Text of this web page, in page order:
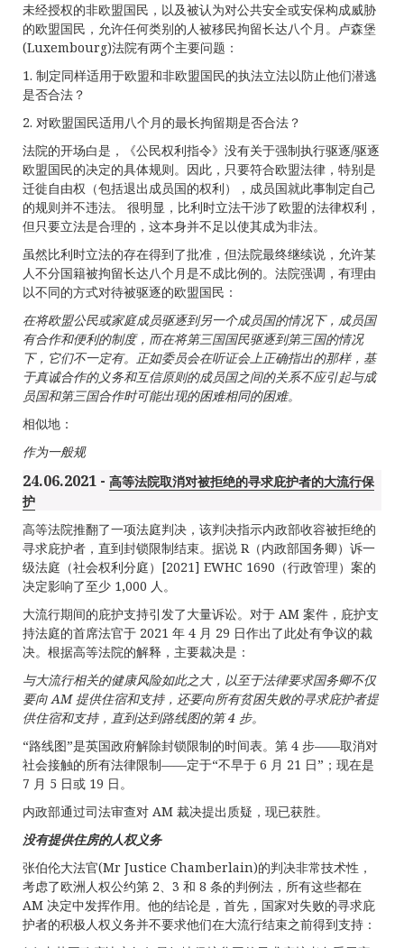
未经授权的非欧盟国民，以及被认为对公共安全或安保构成威胁
的欧盟国民，允许任何类别的人被移民拘留长达八个月。卢森堡
(Luxembourg)法院有两个主要问题：
1. 制定同样适用于欧盟和非欧盟国民的执法立法以防止他们潜逃
是否合法？
2. 对欧盟国民适用八个月的最长拘留期是否合法？
法院的开场白是，《公民权利指令》没有关于强制执行驱逐/驱逐
欧盟国民的决定的具体规则。因此，只要符合欧盟法律，特别是
迁徙自由权（包括退出成员国的权利），成员国就此事制定自己
的规则并不违法。 很明显，比利时立法干涉了欧盟的法律权利，
但只要立法是合理的，这本身并不足以使其成为非法。
虽然比利时立法的存在得到了批准，但法院最终继续说，允许某
人不分国籍被拘留长达八个月是不成比例的。法院强调，有理由
以不同的方式对待被驱逐的欧盟国民：
在将欧盟公民或家庭成员驱逐到另一个成员国的情况下，成员国
有合作和便利的制度，而在将第三国国民驱逐到第三国的情况
下，它们不一定有。正如委员会在听证会上正确指出的那样，基
于真诚合作的义务和互信原则的成员国之间的关系不应引起与成
员国和第三国合作时可能出现的困难相同的困难。
相似地：
作为一般规
24.06.2021 - 高等法院取消对被拒绝的寻求庇护者的大流行保
护
高等法院推翻了一项法庭判决，该判决指示内政部收容被拒绝的
寻求庇护者，直到封锁限制结束。据说 R（内政部国务卿）诉一
级法庭（社会权利分庭）[2021] EWHC 1690（行政管理）案的
决定影响了至少 1,000 人。
大流行期间的庇护支持引发了大量诉讼。对于 AM 案件，庇护支
持法庭的首席法官于 2021 年 4 月 29 日作出了此处有争议的裁
决。根据高等法院的解释，主要裁决是：
与大流行相关的健康风险如此之大，以至于法律要求国务卿不仅
要向AM 提供住宿和支持，还要向所有贫困失败的寻求庇护者提
供住宿和支持，直到达到路线图的第4 步。
“路线图”是英国政府解除封锁限制的时间表。第 4 步——取消对
社会接触的所有法律限制——定于“不早于 6 月 21 日”；现在是
7 月 5 日或 19 日。
内政部通过司法审查对 AM 裁决提出质疑，现已获胜。
没有提供住房的人权义务
张伯伦大法官(Mr Justice Chamberlain)的判决非常技术性，
考虑了欧洲人权公约第 2、3 和 8 条的判例法，所有这些都在
AM 决定中发挥作用。他的结论是，首先，国家对失败的寻求庇
护者的积极人权义务并不要求他们在大流行结束之前得到支持：